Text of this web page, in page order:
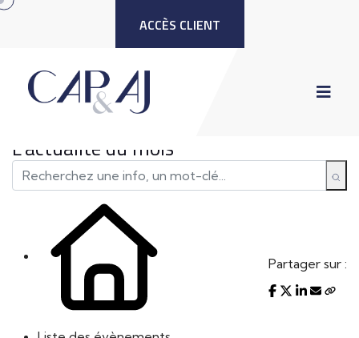
ACCÈS CLIENT
L'actualité du mois
Partager sur :